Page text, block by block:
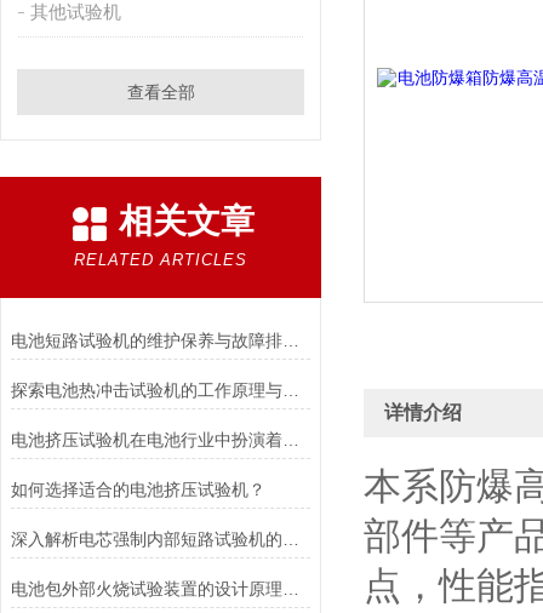
其他试验机
查看全部
相关文章
RELATED ARTICLES
电池短路试验机的维护保养与故障排除技巧分享
探索电池热冲击试验机的工作原理与应用
如何选择适合的电池挤压试验机？
详情介绍
本系防爆
部件等产
点，性能